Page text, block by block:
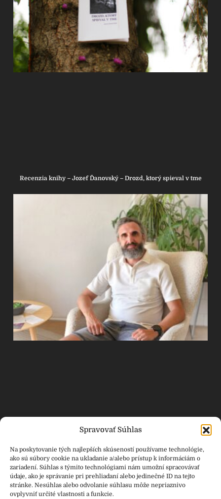
Spravovať Súhlas
Na poskytovanie tých najlepších skúseností používame technológie,
ako sú súbory cookie na ukladanie a/alebo prístup k informáciám o
zariadení. Súhlas s týmito technológiami nám umožní spracovávať
údaje, ako je správanie pri prehliadaní alebo jedinečné ID na tejto
stránke. Nesúhlas alebo odvolanie súhlasu môže nepriaznivo
ovplyvniť určité vlastnosti a funkcie.
Informácie
Kontakt
Ochrana osobných údajov
Fotografi
Marek Duranský
Lucia Heribanová
Recenzia knihy – Jozef Ďanovský – Drozd, ktorý spieval v tme
Rozhovor s Jozefom Ďanovským